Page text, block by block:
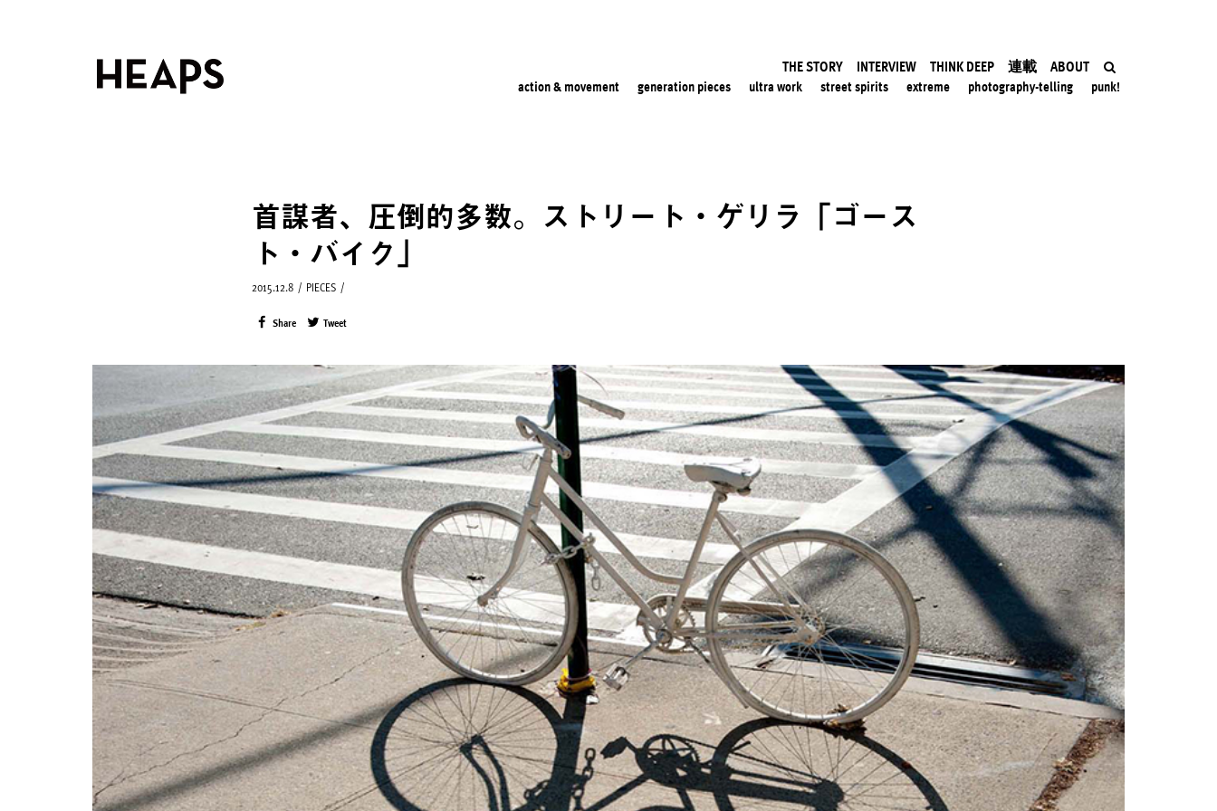
THE STORY INTERVIEW THINK DEEP 連載 ABOUT
action & movement generation pieces ultra work street spirits extreme photography-telling punk!
首謀者、圧倒的多数。ストリート・ゲリラ「ゴース
ト・バイク」
2015.12.8 / PIECES /
Share Tweet